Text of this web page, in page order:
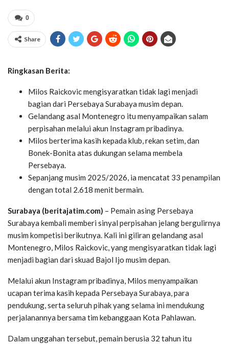
0
Share
Ringkasan Berita:
Milos Raickovic mengisyaratkan tidak lagi menjadi
bagian dari Persebaya Surabaya musim depan.
Gelandang asal Montenegro itu menyampaikan salam
perpisahan melalui akun Instagram pribadinya.
Milos berterima kasih kepada klub, rekan setim, dan
Bonek-Bonita atas dukungan selama membela
Persebaya.
Sepanjang musim 2025/2026, ia mencatat 33 penampilan
dengan total 2.618 menit bermain.
Surabaya (beritajatim.com) – Pemain asing Persebaya
Surabaya kembali memberi sinyal perpisahan jelang bergulirnya
musim kompetisi berikutnya. Kali ini giliran gelandang asal
Montenegro, Milos Raickovic, yang mengisyaratkan tidak lagi
menjadi bagian dari skuad Bajol Ijo musim depan.
Melalui akun Instagram pribadinya, Milos menyampaikan
ucapan terima kasih kepada Persebaya Surabaya, para
pendukung, serta seluruh pihak yang selama ini mendukung
perjalanannya bersama tim kebanggaan Kota Pahlawan.
Dalam unggahan tersebut, pemain berusia 32 tahun itu